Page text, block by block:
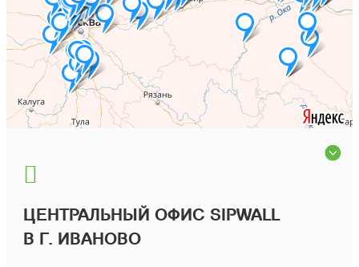
ЦЕНТРАЛЬНЫЙ ОФИС SIPWALL
В Г. ИВАНОВО